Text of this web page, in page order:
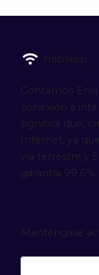
Hablasip
Contamos
conexion a
significa que,
Internet, ya
vía terrestre y
garantía 99.6%.
Manténgase